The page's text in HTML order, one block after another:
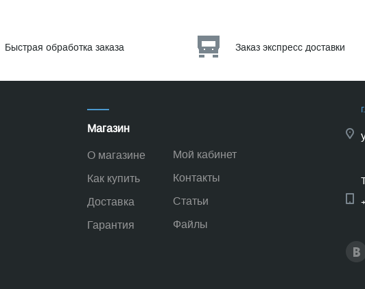
Быстрая обработка заказа Заказ экспресс доставки
Магазин
О магазине
Как купить
Доставка
Гарантия
Мой кабинет
Контакты
Статьи
Файлы